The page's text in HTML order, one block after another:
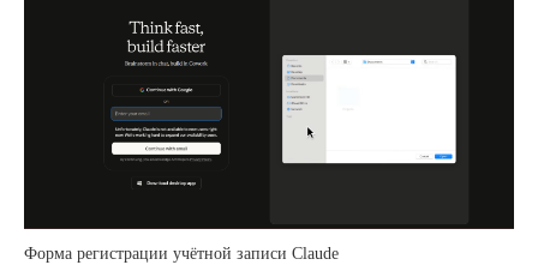
Форма регистрации учётной записи Claude